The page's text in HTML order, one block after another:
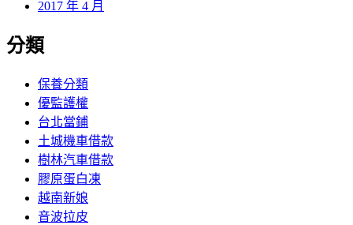
2017 年 4 月
分類
保養分類
優監護權
台北當鋪
土城機車借款
樹林汽車借款
膠原蛋白凍
越南新娘
音波拉皮